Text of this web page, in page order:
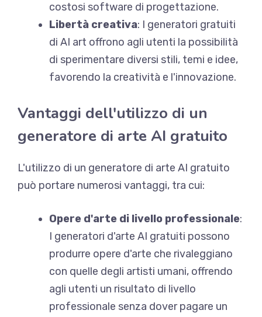
costosi software di progettazione.
Libertà creativa: I generatori gratuiti
di AI art offrono agli utenti la possibilità
di sperimentare diversi stili, temi e idee,
favorendo la creatività e l'innovazione.
Vantaggi dell'utilizzo di un
generatore di arte AI gratuito
L'utilizzo di un generatore di arte AI gratuito
può portare numerosi vantaggi, tra cui:
Opere d'arte di livello professionale:
I generatori d'arte AI gratuiti possono
produrre opere d'arte che rivaleggiano
con quelle degli artisti umani, offrendo
agli utenti un risultato di livello
professionale senza dover pagare un